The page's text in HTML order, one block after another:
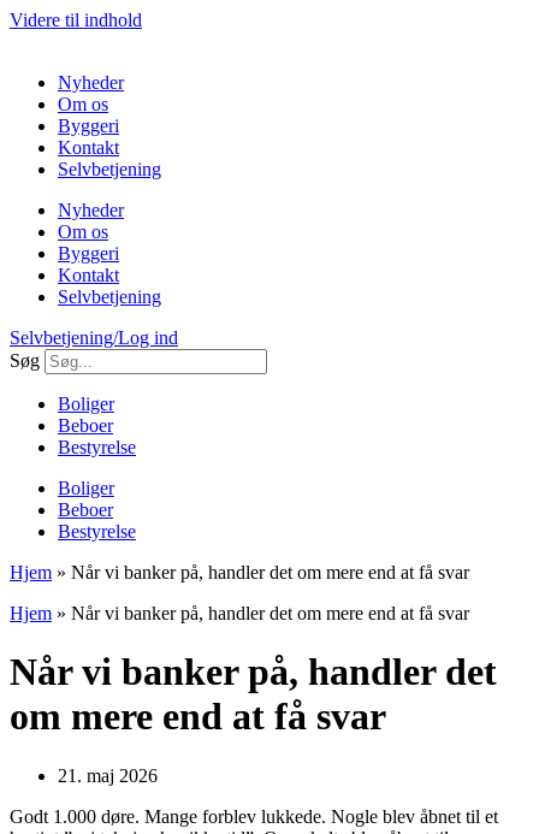
Videre til indhold
Nyheder
Om os
Byggeri
Kontakt
Selvbetjening
Nyheder
Om os
Byggeri
Kontakt
Selvbetjening
Selvbetjening/Log ind
Søg
Boliger
Beboer
Bestyrelse
Boliger
Beboer
Bestyrelse
Hjem » Når vi banker på, handler det om mere end at få svar
Hjem » Når vi banker på, handler det om mere end at få svar
Når vi banker på, handler det
om mere end at få svar
21. maj 2026
Godt 1.000 døre. Mange forblev lukkede. Nogle blev åbnet til et